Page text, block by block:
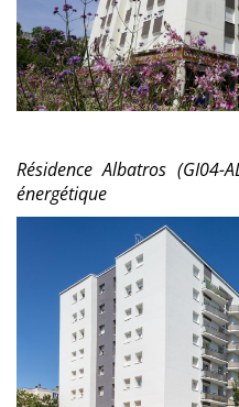
Résidence Albatros
énergétique